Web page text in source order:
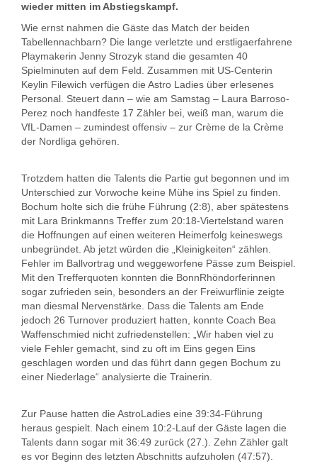
wieder mitten im Abstiegskampf.
Wie ernst nahmen die Gäste das Match der beiden
Tabellennachbarn? Die lange verletzte und erstligaerfahrene
Playmakerin Jenny Strozyk stand die gesamten 40
Spielminuten auf dem Feld. Zusammen mit US-Centerin
Keylin Filewich verfügen die Astro Ladies über erlesenes
Personal. Steuert dann – wie am Samstag – Laura Barroso-
Perez noch handfeste 17 Zähler bei, weiß man, warum die
VfL-Damen – zumindest offensiv – zur Crème de la Crème
der Nordliga gehören.
Trotzdem hatten die Talents die Partie gut begonnen und im
Unterschied zur Vorwoche keine Mühe ins Spiel zu finden.
Bochum holte sich die frühe Führung (2:8), aber spätestens
mit Lara Brinkmanns Treffer zum 20:18-Viertelstand waren
die Hoffnungen auf einen weiteren Heimerfolg keineswegs
unbegründet. Ab jetzt würden die „Kleinigkeiten“ zählen.
Fehler im Ballvortrag und weggeworfene Pässe zum Beispiel.
Mit den Trefferquoten konnten die BonnRhöndorferinnen
sogar zufrieden sein, besonders an der Freiwurflinie zeigte
man diesmal Nervenstärke. Dass die Talents am Ende
jedoch 26 Turnover produziert hatten, konnte Coach Bea
Waffenschmied nicht zufriedenstellen: „Wir haben viel zu
viele Fehler gemacht, sind zu oft im Eins gegen Eins
geschlagen worden und das führt dann gegen Bochum zu
einer Niederlage“ analysierte die Trainerin.
Zur Pause hatten die AstroLadies eine 39:34-Führung
heraus gespielt. Nach einem 10:2-Lauf der Gäste lagen die
Talents dann sogar mit 36:49 zurück (27.). Zehn Zähler galt
es vor Beginn des letzten Abschnitts aufzuholen (47:57).